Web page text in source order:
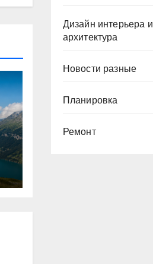
Дизайн интерьера и
архитектура
Новости разные
Планировка
Ремонт